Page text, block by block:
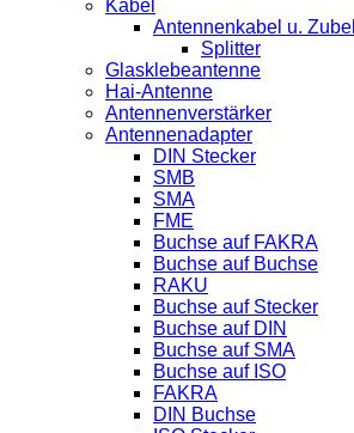
Kabel
Antennenkabel u.
Splitter
Glasklebeantenne
Hai-Antenne
Antennenverstärker
Antennenadapter
DIN Stecker
SMB
SMA
FME
Buchse auf FAKRA
Buchse auf Buchse
RAKU
Buchse auf Stecker
Buchse auf DIN
Buchse auf SMA
Buchse auf ISO
FAKRA
DIN Buchse